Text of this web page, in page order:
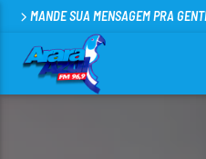
MANDE SUA MENSAGEM PRA